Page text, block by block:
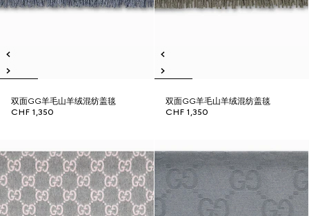
双面GG羊毛山羊绒混纺盖毯
CHF 1,350
双面GG羊毛山羊绒混纺盖毯
CHF 1,350